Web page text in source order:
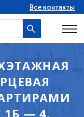
Все контакты
— 4,